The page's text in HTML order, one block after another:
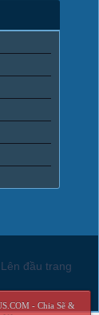
Lên đầu trang
- Chia Sẽ &